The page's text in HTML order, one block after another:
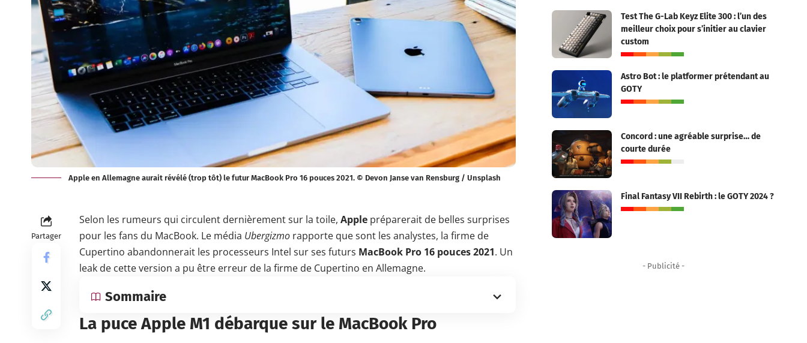
Apple en Allemagne aurait révélé (trop tôt) le futur MacBook Pro 16 pouces 2021. © Devon Janse van Rensburg / Unsplash
Partager
Selon les rumeurs qui circulent dernièrement sur la toile, Apple préparerait de belles surprises
pour les fans du MacBook. Le média Ubergizmo rapporte que sont les analystes, la firme de
Cupertino abandonnerait les processeurs Intel sur ses futurs MacBook Pro 16 pouces 2021. Un
leak de cette version a pu être erreur de la firme de Cupertino en Allemagne.
Sommaire
La puce Apple M1 débarque sur le MacBook Pro
Test The G-Lab Keyz Elite 300 : l’un des
meilleur choix pour s’initier au clavier
custom
Astro Bot : le platformer prétendant au
GOTY
Concord : une agréable surprise… de
courte durée
Final Fantasy VII Rebirth : le GOTY 2024 ?
- Publicité -